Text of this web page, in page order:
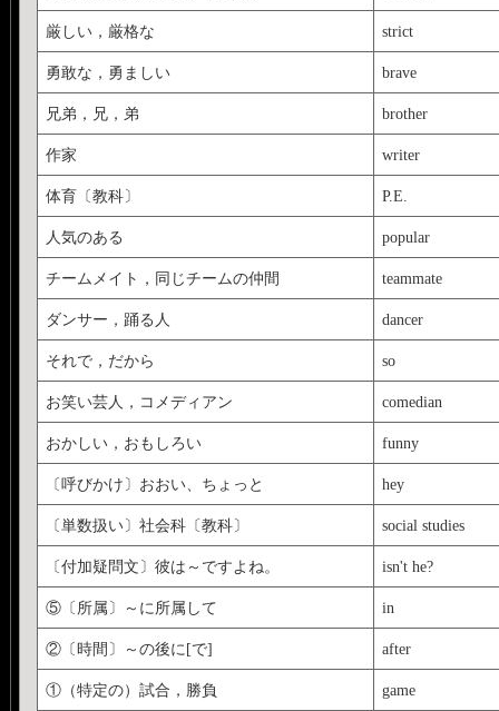
厳しい，厳格な strict
勇敢な，勇ましい brave
兄弟，兄，弟 brother
作家 writer
体育〔教科〕 P.E.
人気のある popular
チームメイト，同じチームの仲間 teammate
ダンサー，踊る人 dancer
それで，だから so
お笑い芸人，コメディアン comedian
おかしい，おもしろい funny
〔呼びかけ〕おおい、ちょっと hey
〔単数扱い〕社会科〔教科〕 social studies
〔付加疑問文〕彼は～ですよね。 isn't he?
⑤〔所属〕～に所属して in
②〔時間〕～の後に[で] after
①（特定の）試合，勝負 game